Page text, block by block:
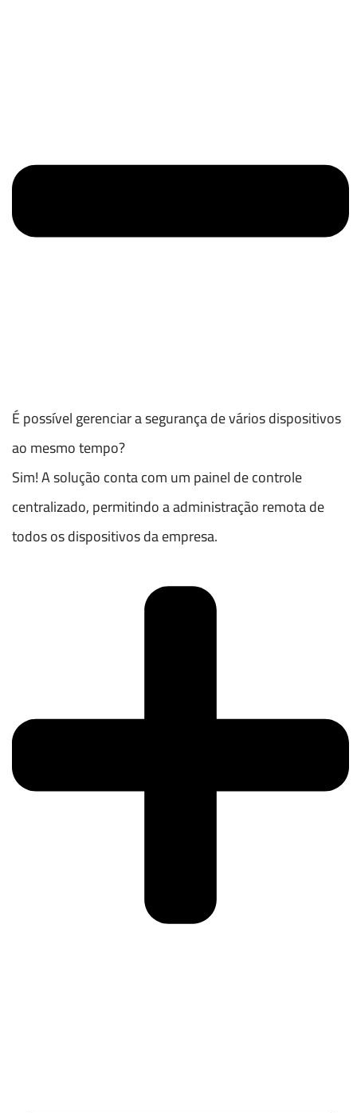
É possível gerenciar a segurança de vários dispositivos
ao mesmo tempo?
Sim! A solução conta com um painel de controle
centralizado, permitindo a administração remota de
todos os dispositivos da empresa.